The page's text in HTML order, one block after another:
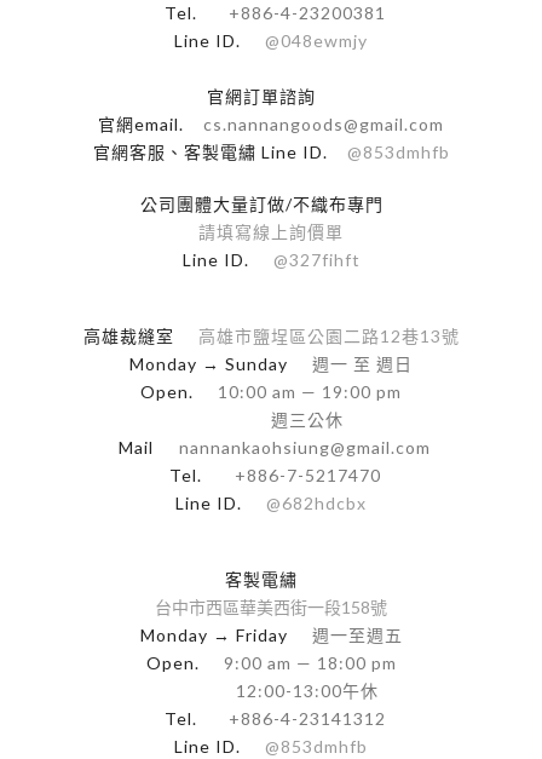
Tel.
+886-4-23200381
Line ID.
@048ewmjy
官網訂單諮詢
官網email.
cs.nannangoods@gmail.com
官網客服、客製電繡 Line ID.
@853dmhfb
公司團體大量訂做/不織布專門
請填寫線上詢價單
Line ID.
@327fihft
高雄裁縫室
高雄市鹽埕區公園二路12巷13號
Monday → Sunday
週一 至 週日
Open.
10:00 am — 19:00 pm
週三公休
Mail
nannankaohsiung@gmail.com
Tel.
+886-7-5217470
Line ID.
@682hdcbx
客製電繡
台中市西區華美西街一段158號
Monday → Friday
週一至週五
Open.
9:00 am — 18:00 pm
12:00-13:00午休
Tel.
+886-4-23141312
Line ID.
@853dmhfb